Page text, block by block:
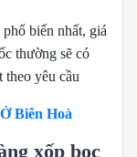
biến nhất, giá
thường sẽ có
theo yêu cầu
Biên Hoà
xốp bọc